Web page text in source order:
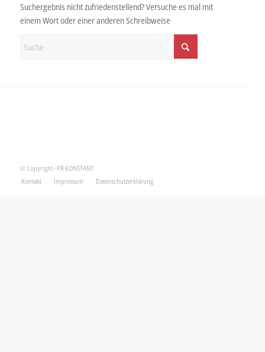
Suchergebnis nicht zufriedenstellend? Versuche es mal mit
einem Wort oder einer anderen Schreibweise
© Copyright - PR KONSTANT
Kontakt
Impressum Datenschutzerklärung